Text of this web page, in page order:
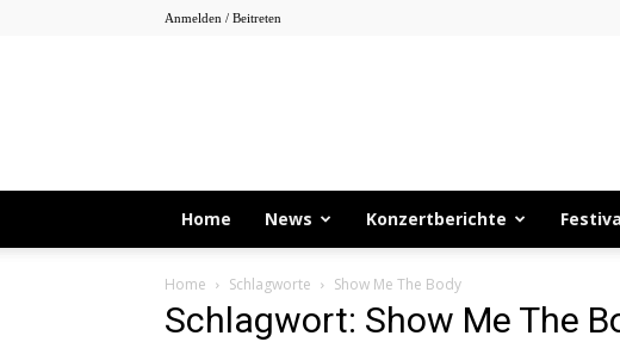
Anmelden / Beitreten
Home News Konzertberichte
Home Schlagworte Show Me The Body
Schlagwort: Show Me The